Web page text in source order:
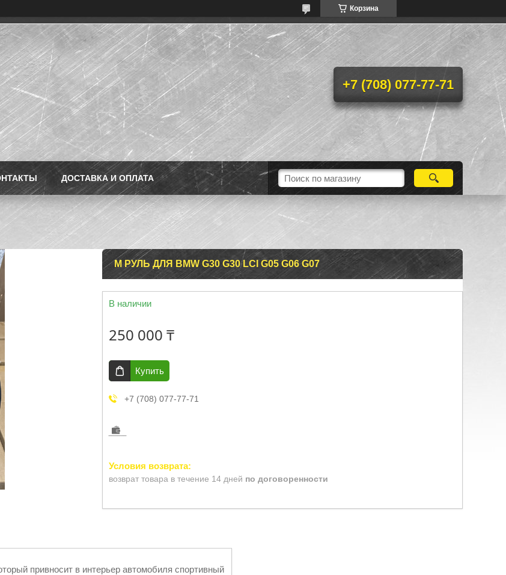
Корзина
+7 (708) 077-77-71
ДОСТАВКА И ОПЛАТА
M РУЛЬ ДЛЯ BMW G30 G30 LCI G05 G06 G07
В наличии
250 000 ₸
Купить
+7 (708) 077-77-71
возврат товара в течение 14 дней по договоренности
привносит в интерьер автомобиля спортивный